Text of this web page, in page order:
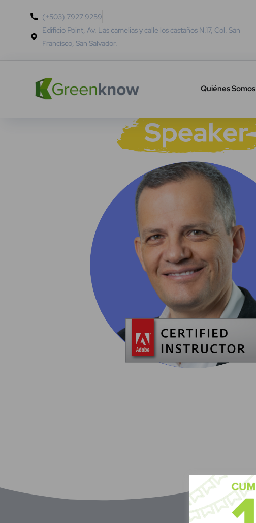
(+503) 7927 9259
Edificio Point, Av. Las camelias y calle los castaños N.17, Col. San
Francisco, San Salvador.
Quiénes Somos